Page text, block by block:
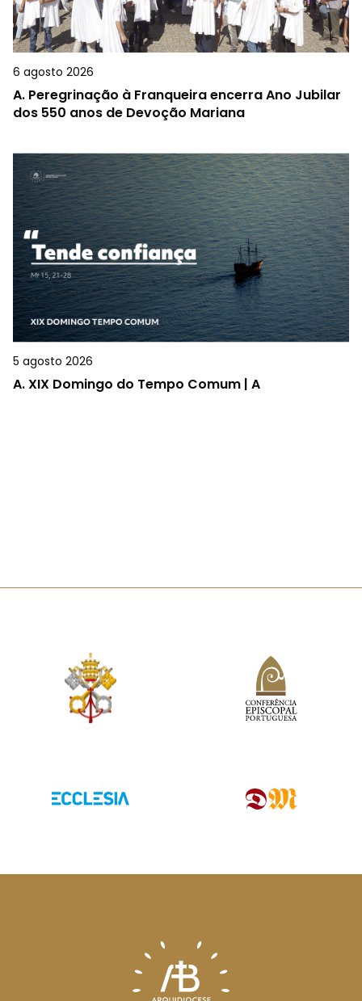
6 agosto 2026
A. Peregrinação à Franqueira encerra Ano Jubilar
dos 550 anos de Devoção Mariana
5 agosto 2026
A.XIX Domingo do Tempo Comum | A